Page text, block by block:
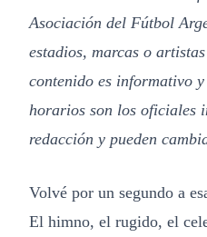
Asociación del Fútbol
estadios, marcas o
contenido es informativo
horarios son los oficiales
redacción y pueden
Volvé por un segundo a
El himno, el rugido, el